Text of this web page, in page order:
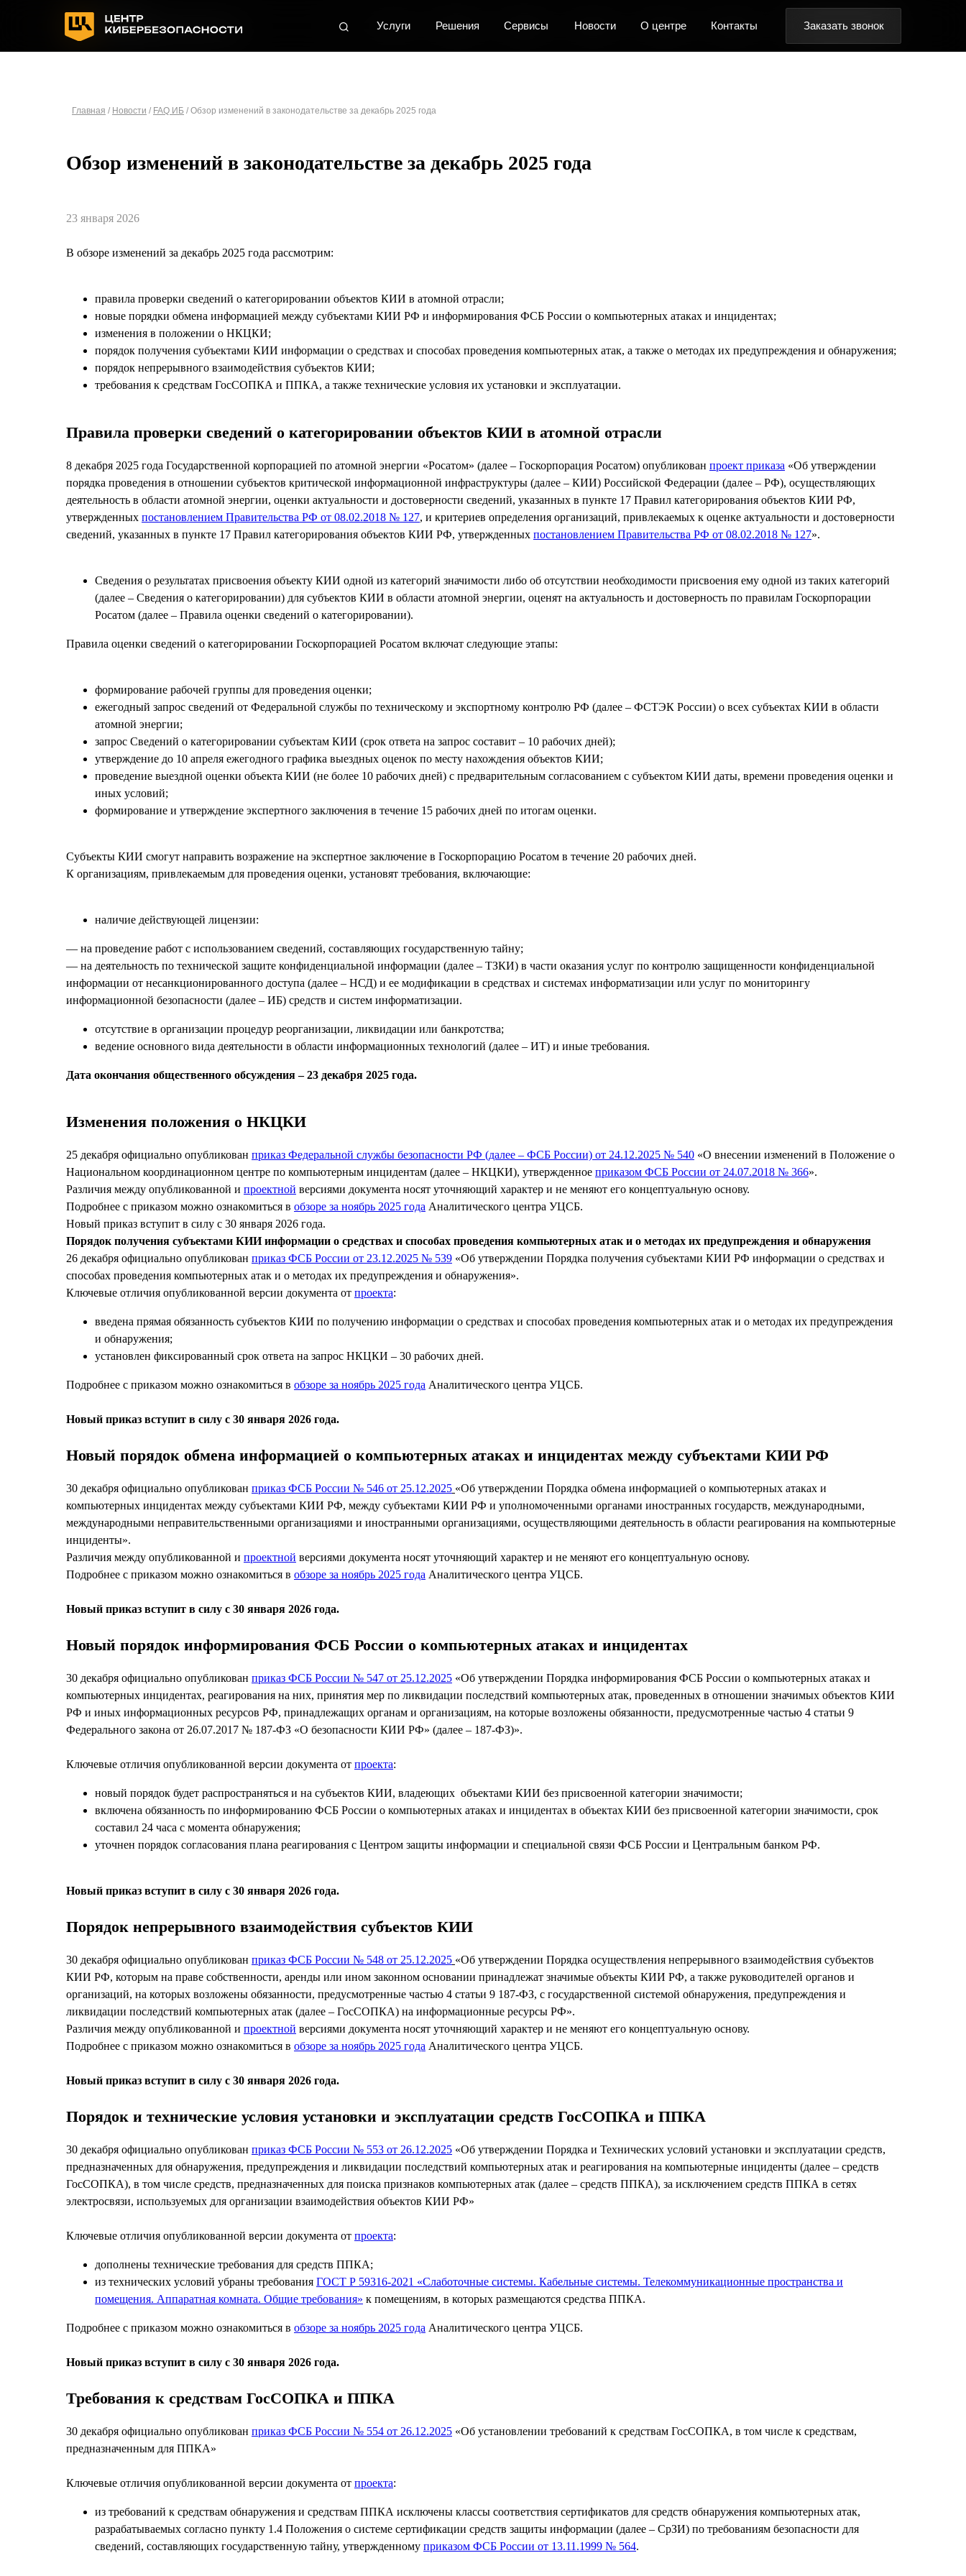
Заказать звонок
Контакты
О центре
Сервисы Новости
Решения
Услуги Заказать звонок
Контакты
О центре
Сервисы Новости
Решения
Услуги Заказать звонок
Контакты
О центре
Сервисы Новости
Решения
Услуги
Главная / Новости / FAQ ИБ / Обзор изменений в законодательстве за декабрь 2025 года
Обзор изменений в законодательстве за декабрь 2025 года
23 января 2026
В обзоре изменений за декабрь 2025 года рассмотрим:
правила проверки сведений о категорировании объектов КИИ в атомной отрасли;
новые порядки обмена информацией между субъектами КИИ РФ и информирования ФСБ России о компьютерных атаках и инцидентах;
изменения в положении о НКЦКИ;
порядок получения субъектами КИИ информации о средствах и способах проведения компьютерных атак, а также о методах их предупреждения и обнаружения;
порядок непрерывного взаимодействия субъектов КИИ;
требования к средствам ГосСОПКА и ППКА, а также технические условия их установки и эксплуатации.
Правила проверки сведений о категорировании объектов КИИ в атомной отрасли
8 декабря 2025 года Государственной корпорацией по атомной энергии «Росатом» (далее – Госкорпорация Росатом) опубликован проект приказа «Об утверждении
порядка проведения в отношении субъектов критической информационной инфраструктуры (далее – КИИ) Российской Федерации (далее – РФ), осуществляющих
деятельность в области атомной энергии, оценки актуальности и достоверности сведений, указанных в пункте 17 Правил категорирования объектов КИИ РФ,
утвержденных постановлением Правительства РФ от 08.02.2018 № 127, и критериев определения организаций, привлекаемых к оценке актуальности и достоверности
сведений, указанных в пункте 17 Правил категорирования объектов КИИ РФ, утвержденных постановлением Правительства РФ от 08.02.2018 № 127».
Сведения о результатах присвоения объекту КИИ одной из категорий значимости либо об отсутствии необходимости присвоения ему одной из таких категорий
(далее – Сведения о категорировании) для субъектов КИИ в области атомной энергии, оценят на актуальность и достоверность по правилам Госкорпорации
Росатом (далее – Правила оценки сведений о категорировании).
Правила оценки сведений о категорировании Госкорпорацией Росатом включат следующие этапы:
формирование рабочей группы для проведения оценки;
ежегодный запрос сведений от Федеральной службы по техническому и экспортному контролю РФ (далее – ФСТЭК России) о всех субъектах КИИ в области
атомной энергии;
запрос Сведений о категорировании субъектам КИИ (срок ответа на запрос составит – 10 рабочих дней);
утверждение до 10 апреля ежегодного графика выездных оценок по месту нахождения объектов КИИ;
проведение выездной оценки объекта КИИ (не более 10 рабочих дней) с предварительным согласованием с субъектом КИИ даты, времени проведения оценки и
иных условий;
формирование и утверждение экспертного заключения в течение 15 рабочих дней по итогам оценки.
Субъекты КИИ смогут направить возражение на экспертное заключение в Госкорпорацию Росатом в течение 20 рабочих дней.
К организациям, привлекаемым для проведения оценки, установят требования, включающие:
наличие действующей лицензии:
— на проведение работ с использованием сведений, составляющих государственную тайну;
— на деятельность по технической защите конфиденциальной информации (далее – ТЗКИ) в части оказания услуг по контролю защищенности конфиденциальной
информации от несанкционированного доступа (далее – НСД) и ее модификации в средствах и системах информатизации или услуг по мониторингу
информационной безопасности (далее – ИБ) средств и систем информатизации.
отсутствие в организации процедур реорганизации, ликвидации или банкротства;
ведение основного вида деятельности в области информационных технологий (далее – ИТ) и иные требования.
Дата окончания общественного обсуждения – 23 декабря 2025 года.
Изменения положения о НКЦКИ
25 декабря официально опубликован приказ Федеральной службы безопасности РФ (далее – ФСБ России) от 24.12.2025 № 540 «О внесении изменений в Положение о
Национальном координационном центре по компьютерным инцидентам (далее – НКЦКИ), утвержденное приказом ФСБ России от 24.07.2018 № 366».
Различия между опубликованной и проектной версиями документа носят уточняющий характер и не меняют его концептуальную основу.
Подробнее с приказом можно ознакомиться в обзоре за ноябрь 2025 года Аналитического центра УЦСБ.
Новый приказ вступит в силу с 30 января 2026 года.
Порядок получения субъектами КИИ информации о средствах и способах проведения компьютерных атак и о методах их предупреждения и обнаружения
26 декабря официально опубликован приказ ФСБ России от 23.12.2025 № 539 «Об утверждении Порядка получения субъектами КИИ РФ информации о средствах и
способах проведения компьютерных атак и о методах их предупреждения и обнаружения».
Ключевые отличия опубликованной версии документа от проекта:
введена прямая обязанность субъектов КИИ по получению информации о средствах и способах проведения компьютерных атак и о методах их предупреждения
и обнаружения;
установлен фиксированный срок ответа на запрос НКЦКИ – 30 рабочих дней.
Подробнее с приказом можно ознакомиться в обзоре за ноябрь 2025 года Аналитического центра УЦСБ.
Новый приказ вступит в силу с 30 января 2026 года.
Новый порядок обмена информацией о компьютерных атаках и инцидентах между субъектами КИИ РФ
30 декабря официально опубликован приказ ФСБ России № 546 от 25.12.2025 «Об утверждении Порядка обмена информацией о компьютерных атаках и
компьютерных инцидентах между субъектами КИИ РФ, между субъектами КИИ РФ и уполномоченными органами иностранных государств, международными,
международными неправительственными организациями и иностранными организациями, осуществляющими деятельность в области реагирования на компьютерные
инциденты».
Различия между опубликованной и проектной версиями документа носят уточняющий характер и не меняют его концептуальную основу.
Подробнее с приказом можно ознакомиться в обзоре за ноябрь 2025 года Аналитического центра УЦСБ.
Новый приказ вступит в силу с 30 января 2026 года.
Новый порядок информирования ФСБ России о компьютерных атаках и инцидентах
30 декабря официально опубликован приказ ФСБ России № 547 от 25.12.2025 «Об утверждении Порядка информирования ФСБ России о компьютерных атаках и
компьютерных инцидентах, реагирования на них, принятия мер по ликвидации последствий компьютерных атак, проведенных в отношении значимых объектов КИИ
РФ и иных информационных ресурсов РФ, принадлежащих органам и организациям, на которые возложены обязанности, предусмотренные частью 4 статьи 9
Федерального закона от 26.07.2017 № 187-ФЗ «О безопасности КИИ РФ» (далее – 187-ФЗ)».
Ключевые отличия опубликованной версии документа от проекта:
новый порядок будет распространяться и на субъектов КИИ, владеющих объектами КИИ без присвоенной категории значимости;
включена обязанность по информированию ФСБ России о компьютерных атаках и инцидентах в объектах КИИ без присвоенной категории значимости, срок
составил 24 часа с момента обнаружения;
уточнен порядок согласования плана реагирования с Центром защиты информации и специальной связи ФСБ России и Центральным банком РФ.
Новый приказ вступит в силу с 30 января 2026 года.
Порядок непрерывного взаимодействия субъектов КИИ
30 декабря официально опубликован приказ ФСБ России № 548 от 25.12.2025 «Об утверждении Порядка осуществления непрерывного взаимодействия субъектов
КИИ РФ, которым на праве собственности, аренды или ином законном основании принадлежат значимые объекты КИИ РФ, а также руководителей органов и
организаций, на которых возложены обязанности, предусмотренные частью 4 статьи 9 187-ФЗ, с государственной системой обнаружения, предупреждения и
ликвидации последствий компьютерных атак (далее – ГосСОПКА) на информационные ресурсы РФ».
Различия между опубликованной и проектной версиями документа носят уточняющий характер и не меняют его концептуальную основу.
Подробнее с приказом можно ознакомиться в обзоре за ноябрь 2025 года Аналитического центра УЦСБ.
Новый приказ вступит в силу с 30 января 2026 года.
Порядок и технические условия установки и эксплуатации средств ГосСОПКА и ППКА
30 декабря официально опубликован приказ ФСБ России № 553 от 26.12.2025 «Об утверждении Порядка и Технических условий установки и эксплуатации средств,
предназначенных для обнаружения, предупреждения и ликвидации последствий компьютерных атак и реагирования на компьютерные инциденты (далее – средств
ГосСОПКА), в том числе средств, предназначенных для поиска признаков компьютерных атак (далее – средств ППКА), за исключением средств ППКА в сетях
электросвязи, используемых для организации взаимодействия объектов КИИ РФ»
Ключевые отличия опубликованной версии документа от проекта:
дополнены технические требования для средств ППКА;
из технических условий убраны требования ГОСТ Р 59316-2021 «Слаботочные системы. Кабельные системы. Телекоммуникационные пространства и
помещения. Аппаратная комната. Общие требования» к помещениям, в которых размещаются средства ППКА.
Подробнее с приказом можно ознакомиться в обзоре за ноябрь 2025 года Аналитического центра УЦСБ.
Новый приказ вступит в силу с 30 января 2026 года.
Требования к средствам ГосСОПКА и ППКА
30 декабря официально опубликован приказ ФСБ России № 554 от 26.12.2025 «Об установлении требований к средствам ГосСОПКА, в том числе к средствам,
предназначенным для ППКА»
Ключевые отличия опубликованной версии документа от проекта:
из требований к средствам обнаружения и средствам ППКА исключены классы соответствия сертификатов для средств обнаружения компьютерных атак,
разрабатываемых согласно пункту 1.4 Положения о системе сертификации средств защиты информации (далее – СрЗИ) по требованиям безопасности для
сведений, составляющих государственную тайну, утвержденному приказом ФСБ России от 13.11.1999 № 564.